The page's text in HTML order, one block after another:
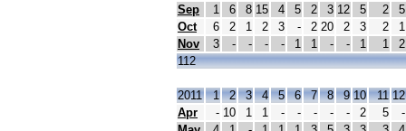
Sep
1 6 8 15 4 5 2 3 12 5 2
5
Oct
6 2 1 2 3 - 2 20 2 3 2
1
Nov
3 - - - - 1 1 - - 1 1
2
112
2011 1 2 3 4 5 6 7 8 9 10 11 12
Apr
- 10 1 1 - - - - - 2 5
-